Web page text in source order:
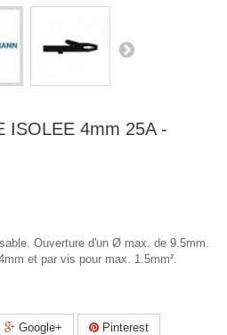
ISOLEE 4mm 25A -
Ouverture d'un Ø max. de 9.5mm.
et par vis pour max. 1.5mm².
Google+ Pinterest